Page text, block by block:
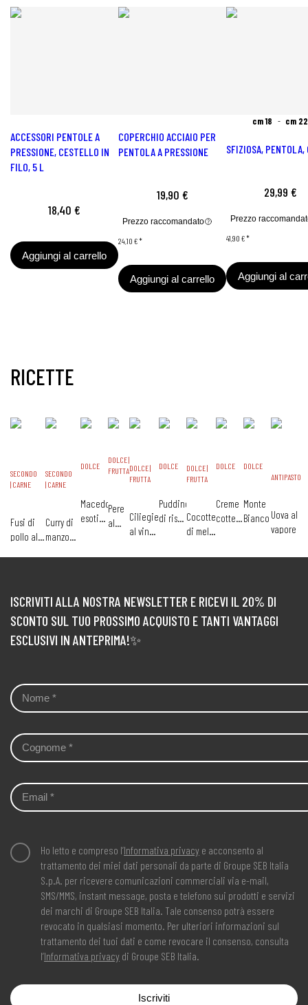
ACCESSORI PENTOLE A
PRESSIONE, CESTELLO IN
FILO, 5 L
18,40 €
Aggiungi al carrello
COPERCHIO ACCIAIO PER
PENTOLA A PRESSIONE
19,90 €
Prezzo raccomandato
24,10 €*
Aggiungi al carrello
cm 18 cm 22
SFIZIOSA, PENTOLA,
29,99 €
Prezzo
41,90 €*
Aggiungi al
RICETTE
SECONDO
| CARNE
Fusi di
pollo alla
SECONDO
| CARNE
Curry di
manzo
DOLCE
Macedonia
esotica
DOLCE |
FRUTTA
Pere
al
DOLCE |
FRUTTA
Ciliegie
al vino
DOLCE
Pudding
di riso
DOLCE |
FRUTTA
Cocotte
di mele
DOLCE
Creme
cotte
DOLCE
Monte
Bianco
ANTIPASTO
Uova al
vapore
ISCRIVITI ALLA NOSTRA NEWSLETTER E RICEVI IL 20% DI
SCONTO SUL TUO PROSSIMO ACQUISTO E TANTI VANTAGGI
ESCLUSIVI IN ANTEPRIMA!✨
Ho letto e compreso l’Informativa privacy e acconsento al
trattamento dei miei dati personali da parte di Groupe SEB Italia
S.p.A. per ricevere comunicazioni commerciali via e-mail,
SMS/MMS, instant message, posta e telefono sui prodotti e servizi
dei marchi di Groupe SEB Italia. Tale consenso potrà essere
revocato in qualsiasi momento. Per ulteriori informazioni sul
trattamento dei tuoi dati e come revocare il consenso, consulta
l’Informativa privacy di Groupe SEB Italia.
Iscriviti